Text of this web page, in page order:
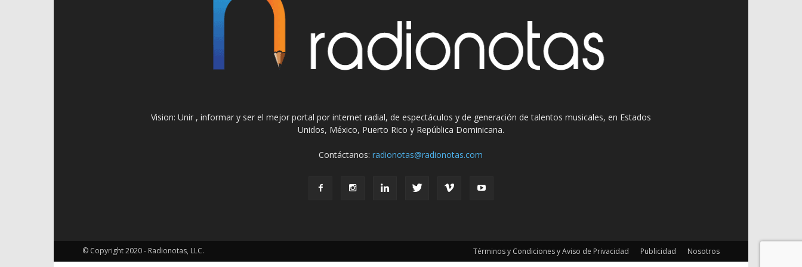
Vision: Unir , informar y ser el mejor portal por internet radial, de espectáculos y de generación de talentos musicales, en Estados
Unidos, México, Puerto Rico y República Dominicana.
Contáctanos:radionotas@radionotas.com
Términos y Condiciones y Aviso de Privacidad Publicidad Nosotros
© Copyright 2020 - Radionotas, LLC.